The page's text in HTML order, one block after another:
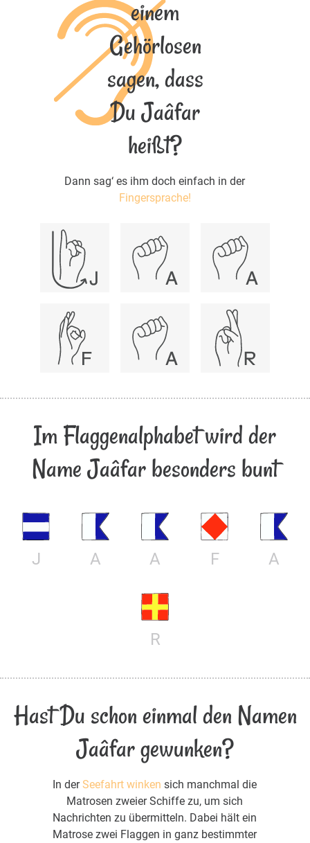
einem
Gehörlosen
sagen, dass
Du Jaâfar
heißt?
Dann sag‘ es ihm doch einfach in der
Fingersprache!
Im Flaggenalphabet wird der
Name Jaâfar besonders bunt
J A A F A
R
Hast Du schon einmal den Namen
Jaâfar gewunken?
In derSeefahrt winken sich manchmal die
Matrosen zweier Schiffe zu, um sich
Nachrichten zu übermitteln. Dabei hält ein
Matrose zwei Flaggen in ganz bestimmter